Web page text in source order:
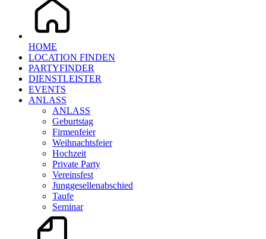
HOME
LOCATION FINDEN
PARTYFINDER
DIENSTLEISTER
EVENTS
ANLASS
ANLASS
Geburtstag
Firmenfeier
Weihnachtsfeier
Hochzeit
Private Party
Vereinsfest
Junggesellenabschied
Taufe
Seminar